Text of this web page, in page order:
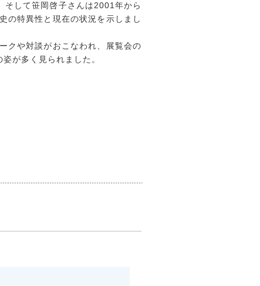
そして笹岡啓子さんは2001年から
の特異性と現在の状況を示しまし
クや対談がおこなわれ、展覧会の
が多く見られました。